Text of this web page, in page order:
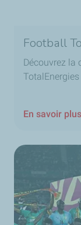
Football
Découvrez la
TotalEnergies
En savoir plus